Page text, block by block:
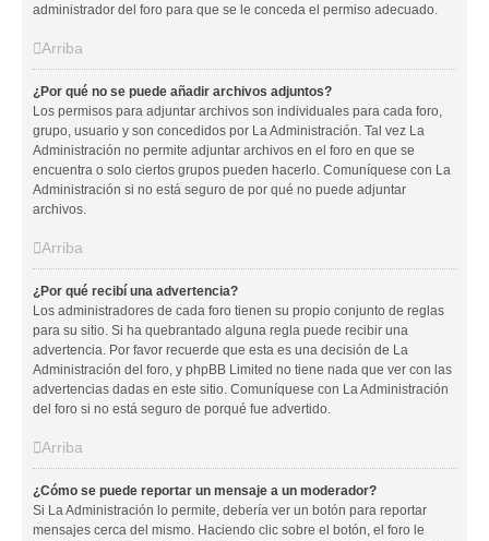
administrador del foro para que se le conceda el permiso adecuado.
Arriba
¿Por qué no se puede añadir archivos adjuntos?
Los permisos para adjuntar archivos son individuales para cada foro,
grupo, usuario y son concedidos por La Administración. Tal vez La
Administración no permite adjuntar archivos en el foro en que se
encuentra o solo ciertos grupos pueden hacerlo. Comuníquese con La
Administración si no está seguro de por qué no puede adjuntar
archivos.
Arriba
¿Por qué recibí una advertencia?
Los administradores de cada foro tienen su propio conjunto de reglas
para su sitio. Si ha quebrantado alguna regla puede recibir una
advertencia. Por favor recuerde que esta es una decisión de La
Administración del foro, y phpBB Limited no tiene nada que ver con las
advertencias dadas en este sitio. Comuníquese con La Administración
del foro si no está seguro de porqué fue advertido.
Arriba
¿Cómo se puede reportar un mensaje a un moderador?
Si La Administración lo permite, debería ver un botón para reportar
mensajes cerca del mismo. Haciendo clic sobre el botón, el foro le